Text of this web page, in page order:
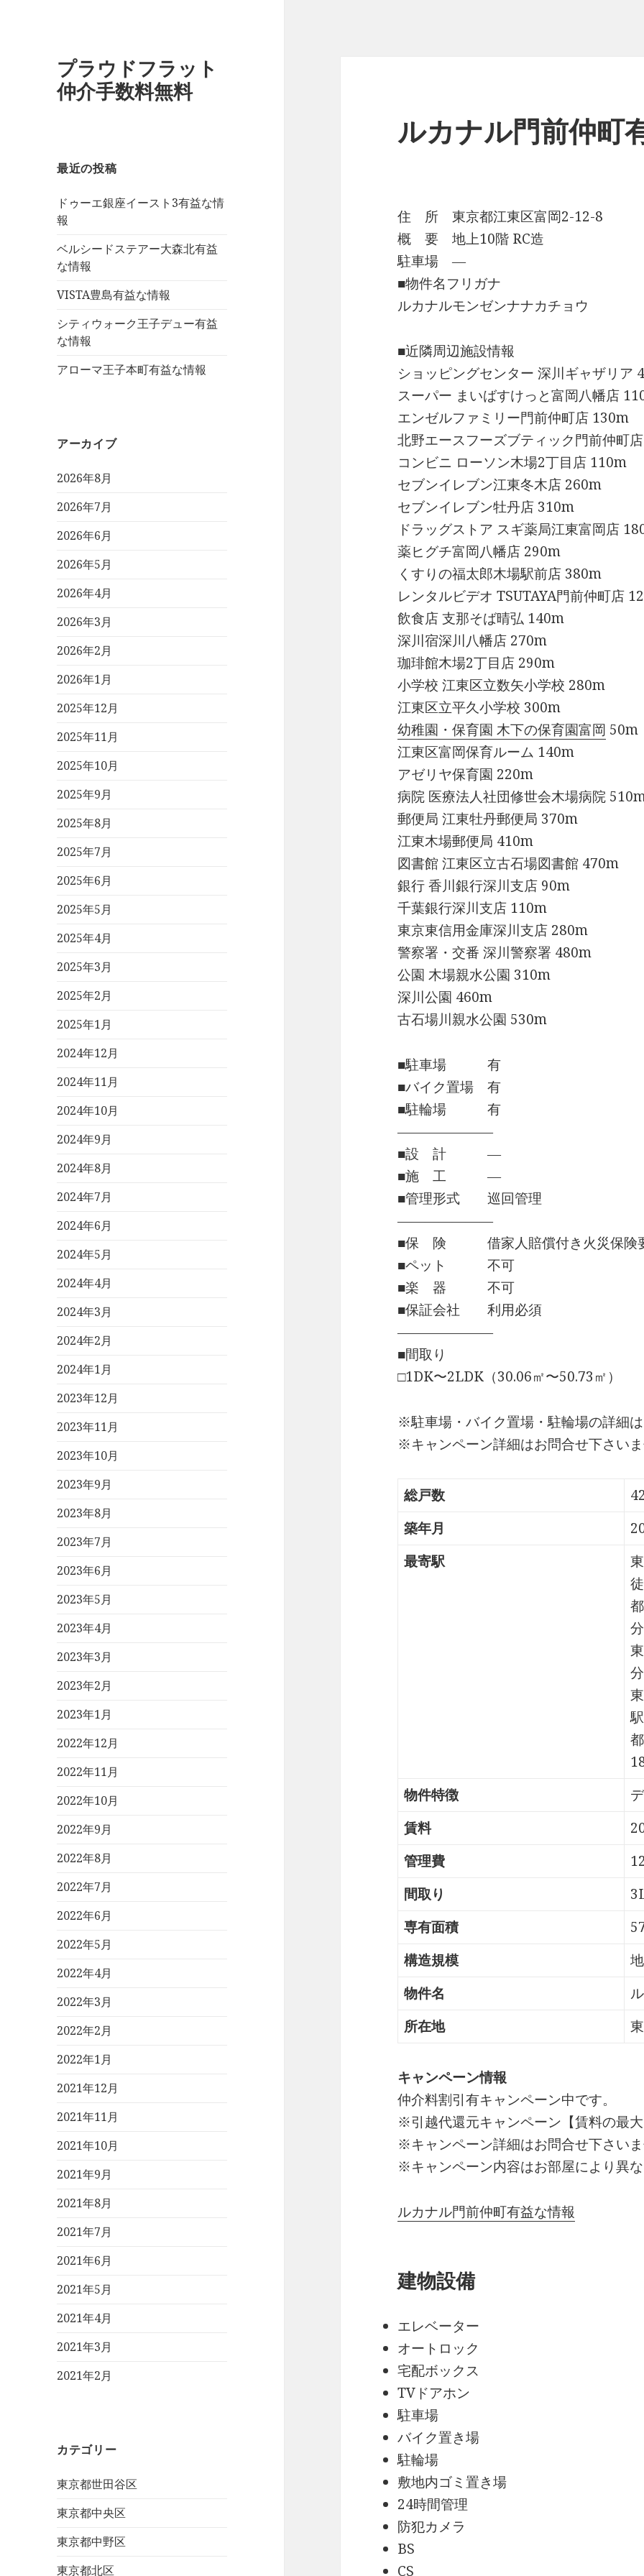
プラウドフラット
仲介手数料無料
最近の投稿
ドゥーエ銀座イースト3有益な情
報
ベルシードステアー大森北有益
な情報
VISTA豊島有益な情報
シティウォーク王子デュー有益
な情報
アローマ王子本町有益な情報
アーカイブ
2026年8月
2026年7月
2026年6月
2026年5月
2026年4月
2026年3月
2026年2月
2026年1月
2025年12月
2025年11月
2025年10月
2025年9月
2025年8月
2025年7月
2025年6月
2025年5月
2025年4月
2025年3月
2025年2月
2025年1月
2024年12月
2024年11月
2024年10月
2024年9月
2024年8月
2024年7月
2024年6月
2024年5月
2024年4月
2024年3月
2024年2月
2024年1月
2023年12月
2023年11月
2023年10月
2023年9月
2023年8月
2023年7月
2023年6月
2023年5月
2023年4月
2023年3月
2023年2月
2023年1月
2022年12月
2022年11月
2022年10月
2022年9月
2022年8月
2022年7月
2022年6月
2022年5月
2022年4月
2022年3月
2022年2月
2022年1月
2021年12月
2021年11月
2021年10月
2021年9月
2021年8月
2021年7月
2021年6月
2021年5月
2021年4月
2021年3月
2021年2月
カテゴリー
東京都世田谷区
東京都中央区
東京都中野区
東京都北区
ルカナル門前仲町
住 所 東京都江東区富岡2-12-8
概 要 地上10階 RC造
駐車場 ―
■物件名フリガナ
ルカナルモンゼンナナカチョウ
■近隣周辺施設情報
ショッピングセンター 深川ギャザリア
スーパー まいばすけっと富岡八幡店
エンゼルファミリー門前仲町店 130m
北野エースフーズブティック門前仲町
コンビニ ローソン木場2丁目店 110m
セブンイレブン江東冬木店 260m
セブンイレブン牡丹店 310m
ドラッグストア スギ薬局江東富岡店
薬ヒグチ富岡八幡店 290m
くすりの福太郎木場駅前店 380m
レンタルビデオ TSUTAYA門前仲町店
飲食店 支那そば晴弘 140m
深川宿深川八幡店 270m
珈琲館木場2丁目店 290m
小学校 江東区立数矢小学校 280m
江東区立平久小学校 300m
幼稚園・保育園 木下の保育園富岡 50m
江東区富岡保育ルーム 140m
アゼリヤ保育園 220m
病院 医療法人社団修世会木場病院
郵便局 江東牡丹郵便局 370m
江東木場郵便局 410m
図書館 江東区立古石場図書館 470m
銀行 香川銀行深川支店 90m
千葉銀行深川支店 110m
東京東信用金庫深川支店 280m
警察署・交番 深川警察署 480m
公園 木場親水公園 310m
深川公園 460m
古石場川親水公園 530m
■駐車場 有
■バイク置場 有
■駐輪場 有
―――――――
■設 計 ―
■施 工 ―
■管理形式 巡回管理
―――――――
■保 険 借家人賠償付き火災保険
■ペット 不可
■楽 器 不可
■保証会社 利用必須
―――――――
■間取り
□1DK〜2LDK（30.06㎡〜50.73㎡）
※駐車場・バイク置場・駐輪場の詳細
※キャンペーン詳細はお問合せ下さい
総戸数
築年月
最寄駅
分
分
物件特徴
賃料
管理費
間取り
専有面積
構造規模
物件名
所在地
キャンペーン情報
仲介料割引有キャンペーン中です。
※引越代還元キャンペーン【賃料の最
※キャンペーン詳細はお問合せ下さい
※キャンペーン内容はお部屋により異
ルカナル門前仲町有益な情報
建物設備
エレベーター
オートロック
宅配ボックス
TVドアホン
駐車場
バイク置き場
駐輪場
敷地内ゴミ置き場
24時間管理
防犯カメラ
BS
CS